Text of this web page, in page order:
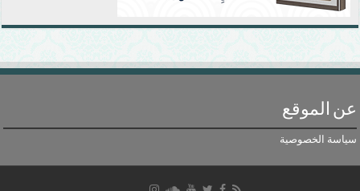
عن الموقع
سياسة الخصوصية